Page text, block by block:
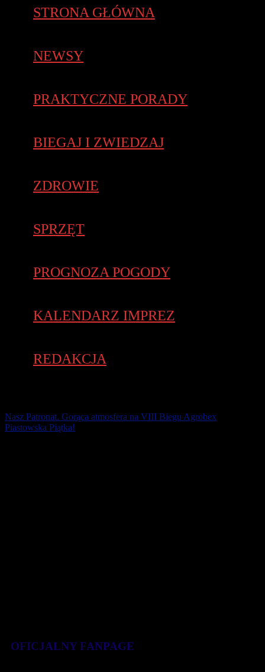
STRONA GŁÓWNA
NEWSY
PRAKTYCZNE PORADY
BIEGAJ I ZWIEDZAJ
ZDROWIE
SPRZĘT
PROGNOZA POGODY
KALENDARZ IMPREZ
REDAKCJA
Nasz Patronat. Gorąca atmosfera na VIII Biegu Agrobex
Piastowska Piątka!
OFICJALNY FANPAGE